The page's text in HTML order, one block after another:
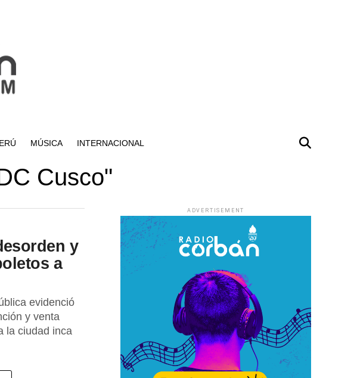
MÚSICA INTERNACIONAL
Cusco"
y
a
evidenció
y venta
la ciudad inca
ADVERTISEMENT